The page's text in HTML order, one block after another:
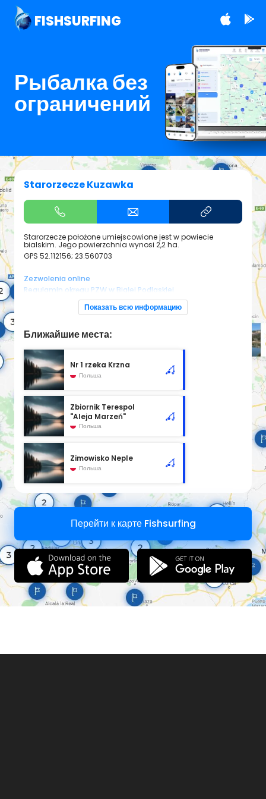
FISHSURFING
Рыбалка без
ограничений
Starorzecze Kuzawka
Starorzecze położone umiejscowione jest w powiecie
bialskim. Jego powierzchnia wynosi 2,2 ha.
GPS 52.112156; 23.560703
Zezwolenia online
Regulamin okręgu PZW w Białej Podlaskiej
Показать всю информацию
Ближайшие места:
Nr 1 rzeka Krzna
Польша
Zbiornik Terespol
"Aleja Marzeń"
Польша
Zimowisko Neple
Польша
Перейти к карте Fishsurfing